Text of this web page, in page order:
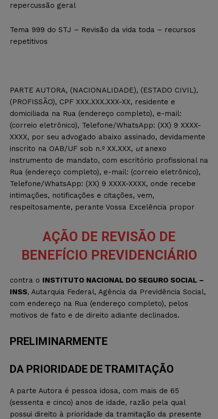
repercussão geral
Tema 999 do STJ – Revisão da vida toda – recursos
repetitivos
PARTE AUTORA, (NACIONALIDADE), (ESTADO CIVIL),
(PROFISSÃO), CPF XXX.XXX.XXX-XX, residente e
domiciliada na Rua (endereço completo), e-mail:
(correio eletrônico), Telefone/WhatsApp: (XX) 9 XXXX-
XXXX, por seu advogado abaixo assinado, devidamente
inscrito na OAB/UF sob n.º XX.XXX, utanexo
instrumento de mandato, com escritório profissional na
Rua (endereço completo), e-mail: (correio eletrônico),
Telefone/WhatsApp: (XX) 9 XXXX-XXXX, onde recebe
intimações, notificações e citações, vem,
respeitosamente, perante Vossa Excelência propor
AÇÃO DE REVISÃO DE
BENEFÍCIO PREVIDENCIÁRIO
contra o INSTITUTO NACIONAL DO SEGURO SOCIAL –
INSS, Autarquia Federal, Agência da Previdência Social,
com endereço na Rua (endereço completo), pelos
motivos de fato e de direito adiante declinados.
PRELIMINARMENTE
DA PRIORIDADE DE TRAMITAÇÃO
A parte Autora é pessoa idosa, com mais de 65
(sessenta e cinco) anos de idade, razão pela qual
possui direito à prioridade da tramitação da presente